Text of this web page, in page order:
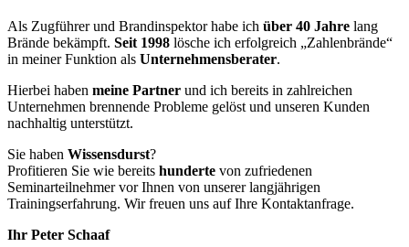
Als Zugführer und Brandinspektor habe ich über 40 Jahre lang
Brände bekämpft. Seit 1998 lösche ich erfolgreich „Zahlenbrände“
in meiner Funktion als Unternehmensberater.
Hierbei haben meine Partner und ich bereits in zahlreichen
Unternehmen brennende Probleme gelöst und unseren Kunden
nachhaltig unterstützt.
Sie haben Wissensdurst?
Profitieren Sie wie bereits hunderte von zufriedenen
Seminarteilnehmer vor Ihnen von unserer langjährigen
Trainingserfahrung. Wir freuen uns auf Ihre Kontaktanfrage.
Ihr Peter Schaaf